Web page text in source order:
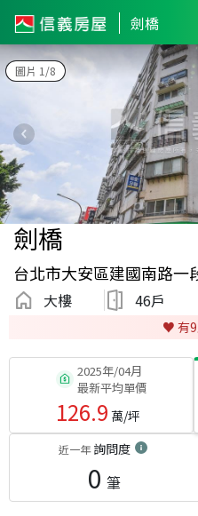
劍橋
圖片 1/8
劍橋
台北市大安區建國南路一
大樓 46戶
♥️ 有9
2025年/04月
最新平均單價
126.9 萬/坪
近一年詢問度
0 筆